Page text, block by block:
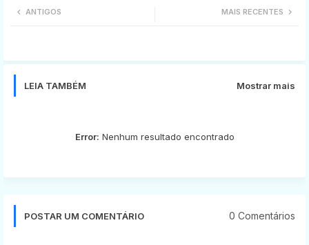
MAIS RECENTES
ANTIGOS
LEIA TAMBÉM Mostrar mais
Error: Nenhum resultado encontrado
POSTAR UM COMENTÁRIO 0 Comentários